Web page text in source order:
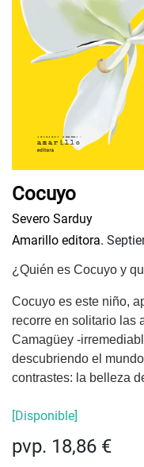
Cocuyo
Severo Sarduy
Amarillo editora.
¿Quién es Cocuyo y
Cocuyo es este niño,
recorre en solitario las
Camagüey -
descubriendo el
contrastes: la belleza
[Disponible]
pvp. 18,86 €